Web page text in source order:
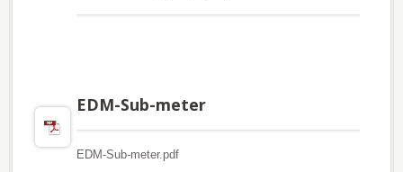
EDM-Sub-meter
EDM-Sub-meter.pdf